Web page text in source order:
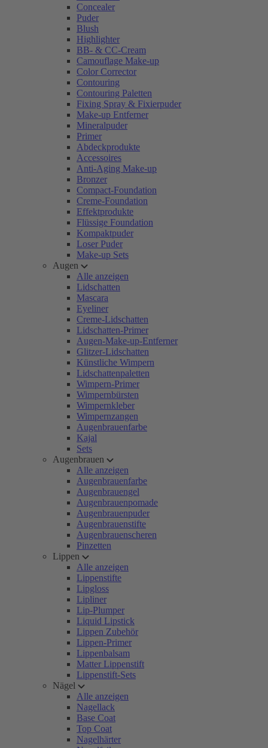
Concealer
Puder
Blush
Highlighter
BB- & CC-Cream
Camouflage Make-up
Color Corrector
Contouring
Contouring Paletten
Fixing Spray & Fixierpuder
Make-up Entferner
Mineralpuder
Primer
Abdeckprodukte
Accessoires
Anti-Aging Make-up
Bronzer
Compact-Foundation
Creme-Foundation
Effektprodukte
Flüssige Foundation
Kompaktpuder
Loser Puder
Make-up Sets
Augen
Alle anzeigen
Lidschatten
Mascara
Eyeliner
Creme-Lidschatten
Lidschatten-Primer
Augen-Make-up-Entferner
Glitzer-Lidschatten
Künstliche Wimpern
Lidschattenpaletten
Wimpern-Primer
Wimpernbürsten
Wimpernkleber
Wimpernzangen
Augenbrauenfarbe
Kajal
Sets
Augenbrauen
Alle anzeigen
Augenbrauenfarbe
Augenbrauengel
Augenbrauenpomade
Augenbrauenpuder
Augenbrauenstifte
Augenbrauenscheren
Pinzetten
Lippen
Alle anzeigen
Lippenstifte
Lipgloss
Lipliner
Lip-Plumper
Liquid Lipstick
Lippen Zubehör
Lippen-Primer
Lippenbalsam
Matter Lippenstift
Lippenstift-Sets
Nägel
Alle anzeigen
Nagellack
Base Coat
Top Coat
Nagelhärter